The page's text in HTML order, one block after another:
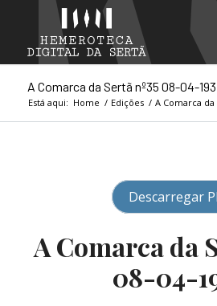
A Comarca da Sertã nº35 08-04-
Está aqui: Home / Edições / A Comarca da
Descarregar
A Comarca da
08-04-